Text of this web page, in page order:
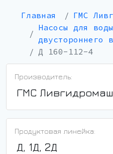
Главная
ГМС
Насосы для
двустороннего
Д 160-112-4
Производитель:
ГМС Ливгидромаш
Продуктовая линейка:
Д, 1Д, 2Д